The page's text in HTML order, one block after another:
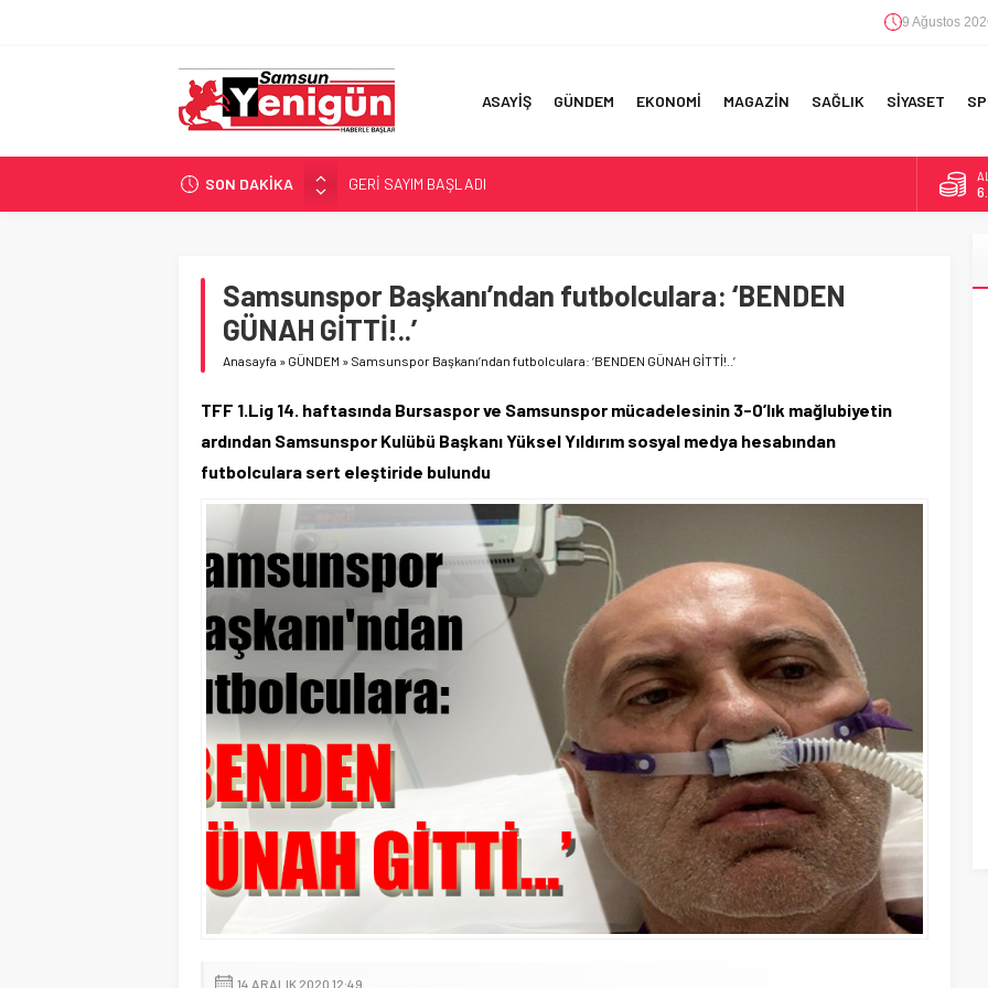
9 Ağustos
ASAYİŞ GÜNDEM EKONOMİ MAGAZİN SAĞLIK SİYASET
SON DAKİKA
GERİ SAYIM BAŞLADI
SAMSUNSPOR’DA HEDEF 5’İNCİLİK!
İŞTE FINDIK FİYATI!
YÖNETİCİ SEÇERKEN YAPILAN EN BÜYÜK HATALAR
Samsunspor Başkanı’ndan futbolculara: ‘BENDEN
GÜNAH GİTTİ!..’
Anasayfa » GÜNDEM » Samsunspor Başkanı’ndan futbolculara: ‘BENDEN GÜNAH GİTTİ!..’
TFF 1.Lig 14. haftasında Bursaspor ve Samsunspor mücadelesinin 3-0’lık mağlubiyetin
ardından Samsunspor Kulübü Başkanı Yüksel Yıldırım sosyal medya hesabından
futbolculara sert eleştiride bulundu
14 ARALIK 2020 12:49